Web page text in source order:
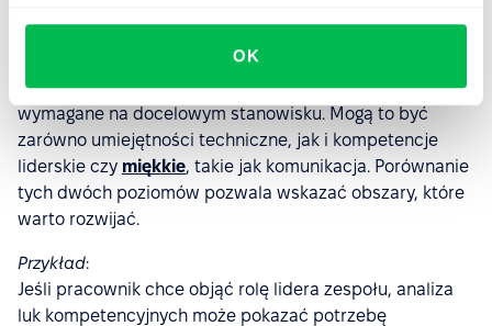
OK
rozmów rozwojowych lub obserwacji codziennej pracy.
Następnie należy określić, jakie kompetencje są
wymagane na docelowym stanowisku. Mogą to być
zarówno umiejętności techniczne, jak i kompetencje
liderskie czy miękkie, takie jak komunikacja. Porównanie
tych dwóch poziomów pozwala wskazać obszary, które
warto rozwijać.
Przykład:
Jeśli pracownik chce objąć rolę lidera zespołu, analiza
luk kompetencyjnych może pokazać potrzebę